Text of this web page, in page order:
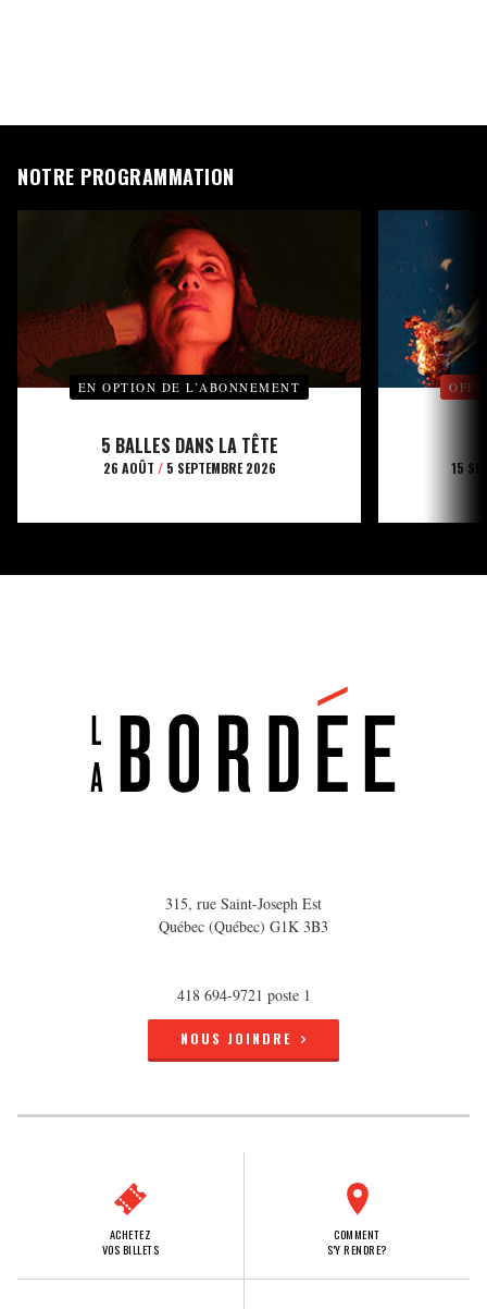
NOTRE PROGRAMMATION
EN OPTION DE L’ABONNEMENT
5 BALLES DANS LA TÊTE
26 AOÛT /5 SEPTEMBRE 2026 15
315, rue Saint-Joseph Est
Québec (Québec) G1K 3B3
418 694-9721 poste 1
NOUS JOINDRE
ACHETEZ
VOS BILLETS
COMMENT
S'Y RENDRE?